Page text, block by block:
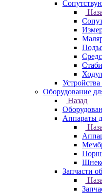
Оборудование
Назад
Аппараты
Запчасти